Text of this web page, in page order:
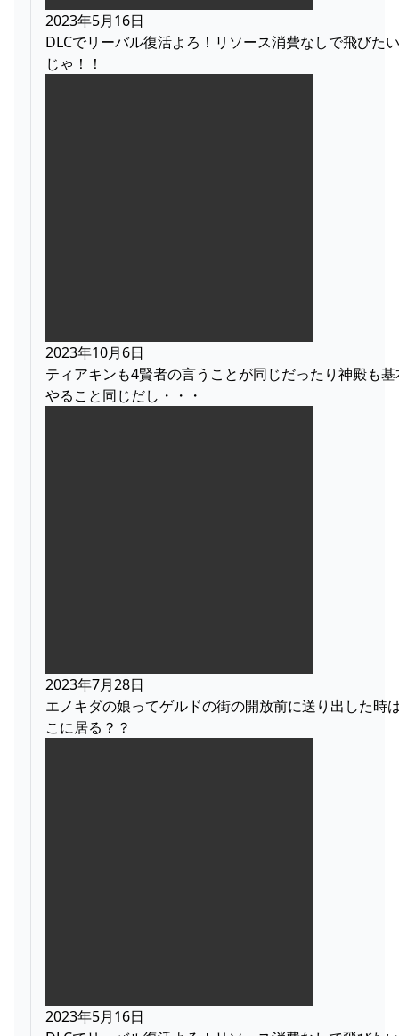
2023年5月16日
DLCでリーバル復活よろ！リソース消費なしで飛びた
じゃ！！
2023年10月6日
ティアキンも4賢者の言うことが同じだったり神殿も基
やること同じだし・・・
2023年7月28日
エノキダの娘ってゲルドの街の開放前に送り出した時
こに居る？？
2023年5月16日